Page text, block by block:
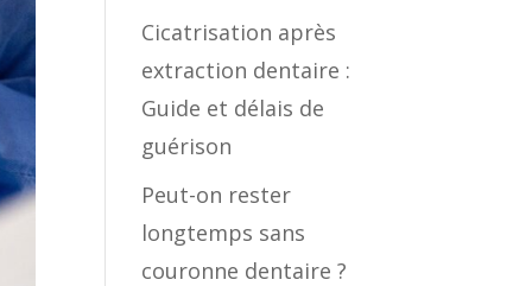
Cicatrisation après
extraction dentaire :
Guide et délais de
guérison
Peut-on rester
longtemps sans
couronne dentaire ?